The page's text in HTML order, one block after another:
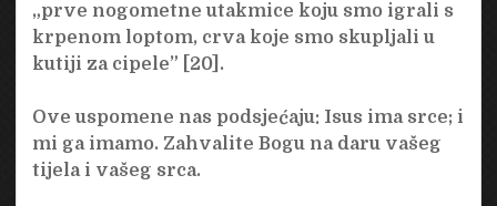
„prve nogometne utakmice koju smo igrali s
krpenom loptom, crva koje smo skupljali u
kutiji za cipele” [20].
Ove uspomene nas podsjećaju: Isus ima srce; i
mi ga imamo. Zahvalite Bogu na daru vašeg
tijela i vašeg srca.